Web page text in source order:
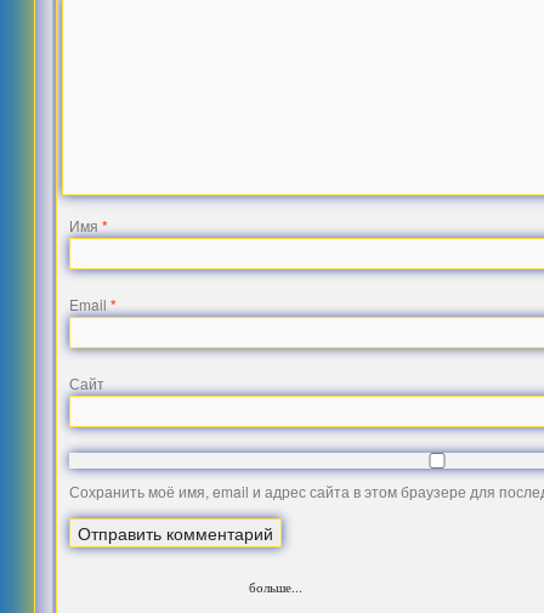
Имя*
Email*
Сайт
Сохранить моё имя, email и адрес сайта в этом браузере для
больше...